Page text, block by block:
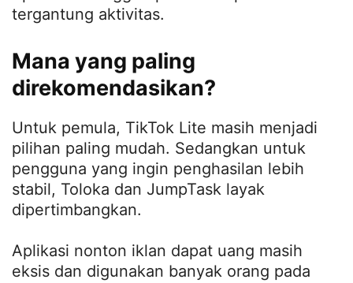
tergantung aktivitas.
Mana yang paling
direkomendasikan?
Untuk pemula, TikTok Lite masih menjadi
pilihan paling mudah. Sedangkan untuk
pengguna yang ingin penghasilan lebih
stabil, Toloka dan JumpTask layak
dipertimbangkan.
Aplikasi nonton iklan dapat uang masih
eksis dan digunakan banyak orang pada